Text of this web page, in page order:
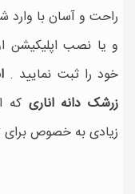
راحت و آسان با وارد
و یا نصب اپلیکیشن
خود را ثبت نمایید .
زرشک دانه اناری که
زیادی به خصوص برای